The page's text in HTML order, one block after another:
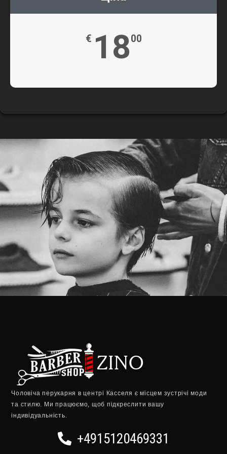
€ 1800
Чоловіча перукарня в центрі Касселя є місцем зустрічі моди
та стилю. Ми працюємо, щоб підкреслити вашу
індивідуальність.
+4915120469331